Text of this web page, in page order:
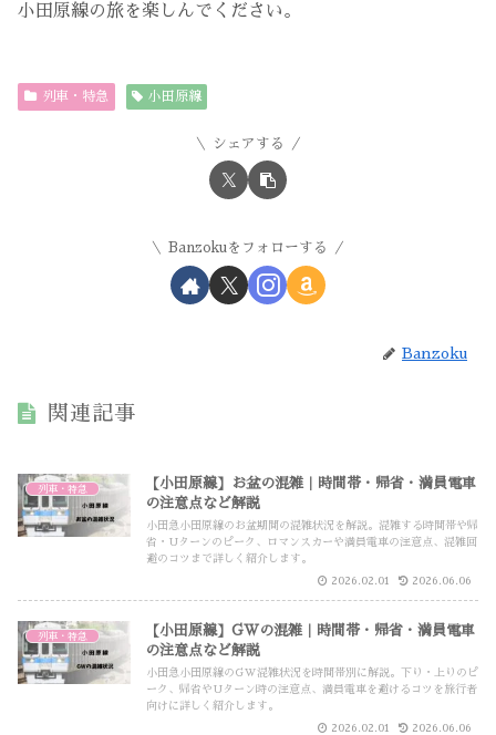
小田原線の旅を楽しんでください。
列車・特急 小田原線
シェアする
Banzokuをフォローする
Banzoku
関連記事
列車・特急
【小田原線】お盆の混雑｜時間帯・帰省・満員電車
の注意点など解説
小田急小田原線のお盆期間の混雑状況を解説。混雑する時間帯や帰
省・Uターンのピーク、ロマンスカーや満員電車の注意点、混雑回
避のコツまで詳しく紹介します。
2026.02.01 2026.06.06
列車・特急
【小田原線】GWの混雑｜時間帯・帰省・満員電車
の注意点など解説
小田急小田原線のGW混雑状況を時間帯別に解説。下り・上りのピ
ーク、帰省やUターン時の注意点、満員電車を避けるコツを旅行者
向けに詳しく紹介します。
2026.02.01 2026.06.06